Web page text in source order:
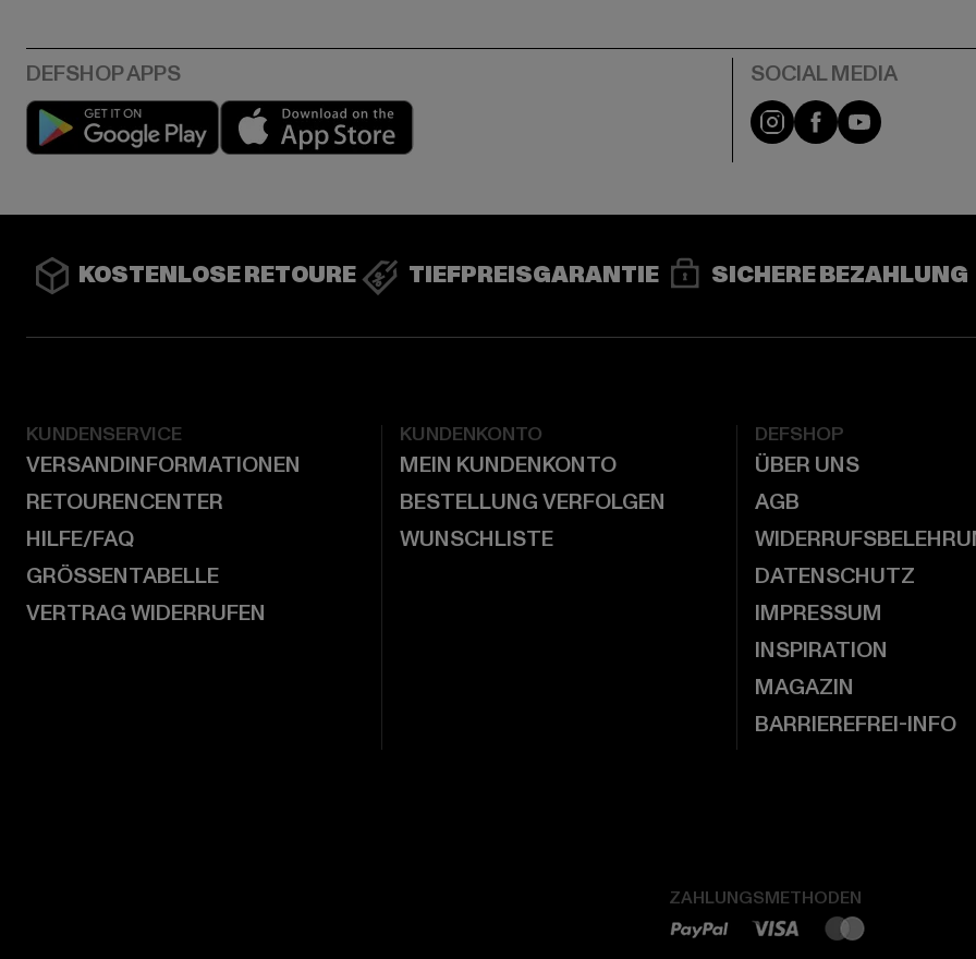
Play market App store Instagram
FacebookYouTube
KOSTENLOSE RETOURE TIEFPREISGARANTIE SICHERE BEZAHLUNG
KUNDENSERVICE
VERSANDINFORMATIONEN
RETOURENCENTER
HILFE/FAQ
GRÖSSENTABELLE
VERTRAG WIDERRUFEN
KUNDENKONTO
MEIN KUNDENKONTO
BESTELLUNG VERFOLGEN
WUNSCHLISTE
DEFSHOP
ÜBER UNS
AGB
DATENSCHUTZ
IMPRESSUM
INSPIRATION
MAGAZIN
BARRIEREFREI-INFO
ZAHLUNGSMETHODEN